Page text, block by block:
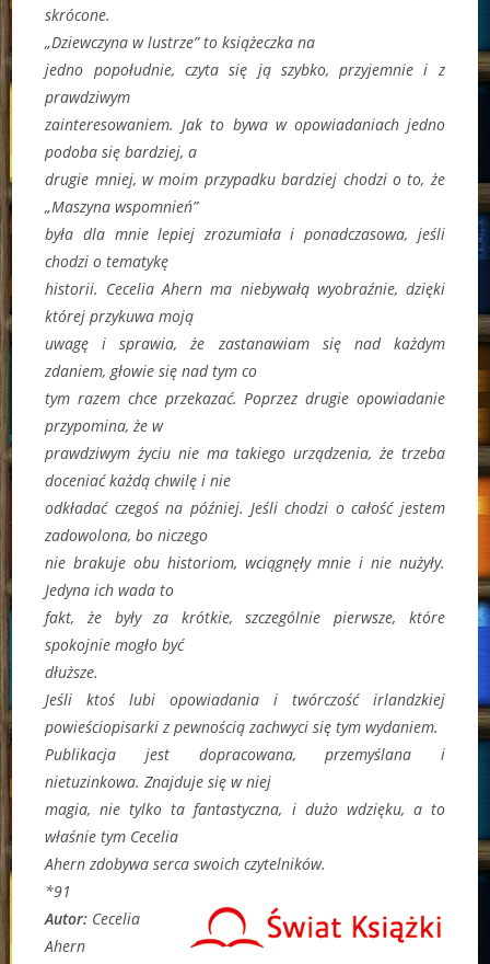
skrócone.
„Dziewczyna w lustrze” to książeczka na
jedno popołudnie, czyta się ją szybko, przyjemnie i z
prawdziwym
zainteresowaniem. Jak to bywa w opowiadaniach jedno
podoba się bardziej, a
drugie mniej, w moim przypadku bardziej chodzi o to, że
„Maszyna wspomnień”
była dla mnie lepiej zrozumiała i ponadczasowa, jeśli
chodzi o tematykę
historii. Cecelia Ahern ma niebywałą wyobraźnie, dzięki
której przykuwa moją
uwagę i sprawia, że zastanawiam się nad każdym
zdaniem, głowie się nad tym co
tym razem chce przekazać. Poprzez drugie opowiadanie
przypomina, że w
prawdziwym życiu nie ma takiego urządzenia, że trzeba
doceniać każdą chwilę i nie
odkładać czegoś na później. Jeśli chodzi o całość jestem
zadowolona, bo niczego
nie brakuje obu historiom, wciągnęły mnie i nie nużyły.
Jedyna ich wada to
fakt, że były za krótkie, szczególnie pierwsze, które
spokojnie mogło być
dłuższe.
Jeśli ktoś lubi opowiadania i twórczość irlandzkiej
powieściopisarki z pewnością zachwyci się tym wydaniem.
Publikacja jest dopracowana, przemyślana i
nietuzinkowa. Znajduje się w niej
magia, nie tylko ta fantastyczna, i dużo wdzięku, a to
właśnie tym Cecelia
Ahern zdobywa serca swoich czytelników.
*91
Autor: Cecelia
Ahern